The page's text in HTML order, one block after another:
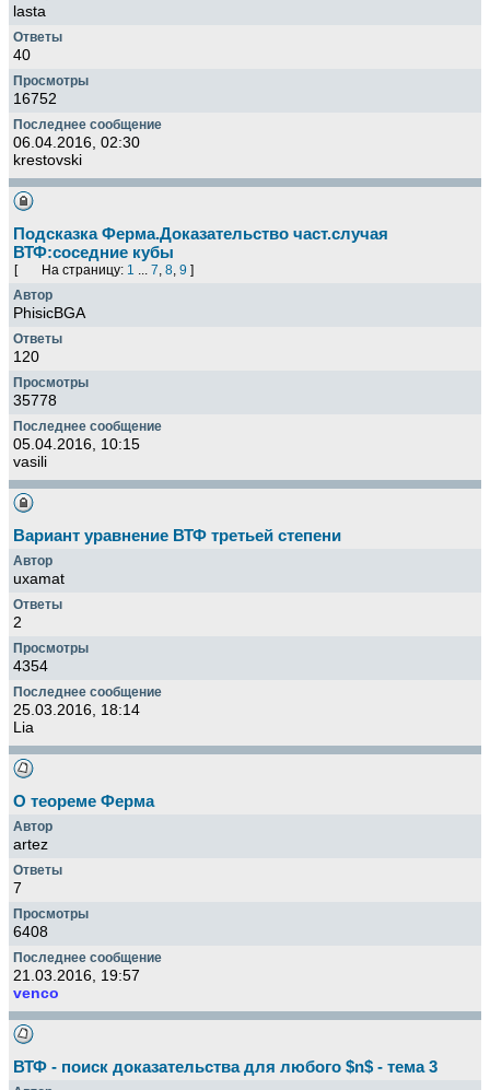
lasta
40
16752
06.04.2016, 02:30
krestovski
Подсказка Ферма.Доказательство част.случая
ВТФ:соседние кубы
[ На страницу: 1 ... 7, 8, 9 ]
PhisicBGA
120
35778
05.04.2016, 10:15
vasili
Вариант уравнение ВТФ третьей степени
uxamat
2
4354
25.03.2016, 18:14
Lia
О теореме Ферма
artez
7
6408
21.03.2016, 19:57
venco
ВТФ - поиск доказательства для любого $n$ - тема 3